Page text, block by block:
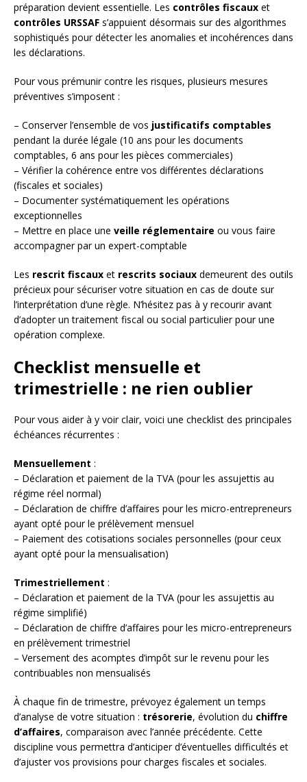
préparation devient essentielle. Les contrôles fiscaux et
contrôles URSSAF s’appuient désormais sur des algorithmes
sophistiqués pour détecter les anomalies et incohérences dans
les déclarations.
Pour vous prémunir contre les risques, plusieurs mesures
préventives s’imposent :
– Conserver l’ensemble de vos justificatifs comptables
pendant la durée légale (10 ans pour les documents
comptables, 6 ans pour les pièces commerciales)
– Vérifier la cohérence entre vos différentes déclarations
(fiscales et sociales)
– Documenter systématiquement les opérations
exceptionnelles
– Mettre en place une veille réglementaire ou vous faire
accompagner par un expert-comptable
Les rescrit fiscaux et rescrits sociaux demeurent des outils
précieux pour sécuriser votre situation en cas de doute sur
l’interprétation d’une règle. N’hésitez pas à y recourir avant
d’adopter un traitement fiscal ou social particulier pour une
opération complexe.
Checklist mensuelle et
trimestrielle : ne rien oublier
Pour vous aider à y voir clair, voici une checklist des principales
échéances récurrentes :
Mensuellement :
– Déclaration et paiement de la TVA (pour les assujettis au
régime réel normal)
– Déclaration de chiffre d’affaires pour les micro-entrepreneurs
ayant opté pour le prélèvement mensuel
– Paiement des cotisations sociales personnelles (pour ceux
ayant opté pour la mensualisation)
Trimestriellement :
– Déclaration et paiement de la TVA (pour les assujettis au
régime simplifié)
– Déclaration de chiffre d’affaires pour les micro-entrepreneurs
en prélèvement trimestriel
– Versement des acomptes d’impôt sur le revenu pour les
contribuables non mensualisés
À chaque fin de trimestre, prévoyez également un temps
d’analyse de votre situation : trésorerie, évolution du chiffre
d’affaires, comparaison avec l’année précédente. Cette
discipline vous permettra d’anticiper d’éventuelles difficultés et
d’ajuster vos provisions pour charges fiscales et sociales.